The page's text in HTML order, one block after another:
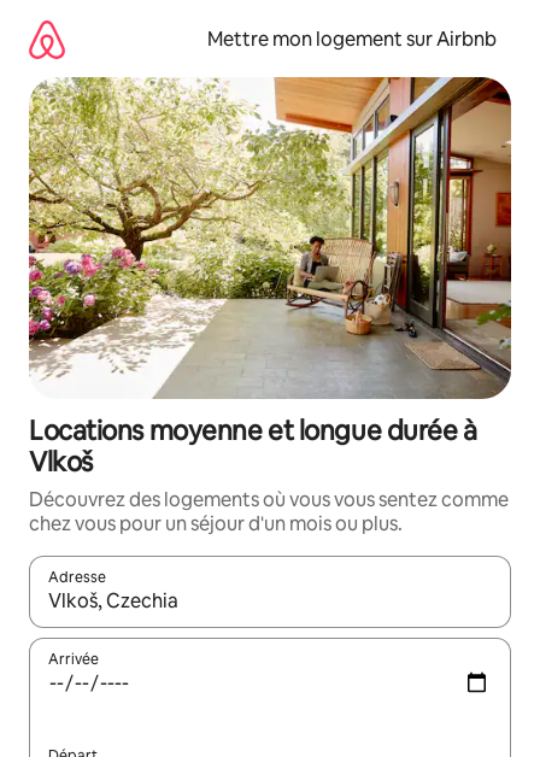
directement
contenu
Mettre mon logement sur Airbnb
Locations moyenne et longue durée à
Vlkoš
Découvrez des logements où vous vous sentez comme
chez vous pour un séjour d'un mois ou plus.
Adresse
Lorsque les résultats s'affichent, utilisez les flèches vers le
Arrivée